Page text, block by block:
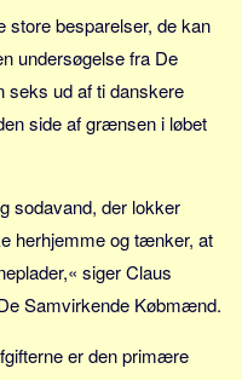
besparelser, de kan
undersøgelse fra De
ud af ti danskere
side af grænsen i løbet
sodavand, der lokker
herhjemme og tænker, at
siger Claus
Samvirkende Købmænd.
er den primære